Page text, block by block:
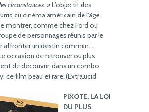
circonstances. » L’objectif des
du cinéma américain de l’âge
montrer, comme chez Ford ou
de personnages réunis par le
affronter un destin commun…
occasion de retrouver ou plus
de découvrir, dans un combo
ce film beau et rare. (Extralucid
PIXOTE, LA LOI
DU PLUS